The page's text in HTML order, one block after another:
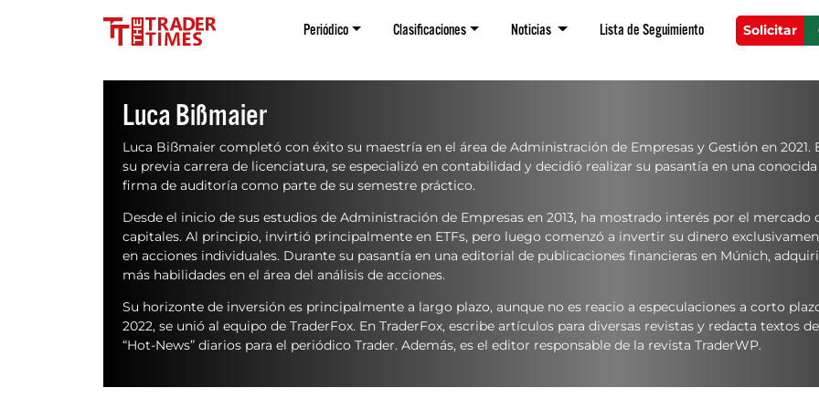
Periódico Clasificaciones Noticias Lista de Seguimiento Solicitar
Luca Bißmaier
Luca Bißmaier completó con éxito su maestría en el área de Administración de Empresas y Gestión en 2021.
su previa carrera de licenciatura, se especializó en contabilidad y decidió realizar su pasantía en una conocida
firma de auditoría como parte de su semestre práctico.
Desde el inicio de sus estudios de Administración de Empresas en 2013, ha mostrado interés por el mercado
capitales. Al principio, invirtió principalmente en ETFs, pero luego comenzó a invertir su dinero
en acciones individuales. Durante su pasantía en una editorial de publicaciones financieras en Múnich,
más habilidades en el área del análisis de acciones.
Su horizonte de inversión es principalmente a largo plazo, aunque no es reacio a especulaciones a corto
2022, se unió al equipo de TraderFox. En TraderFox, escribe artículos para diversas revistas y redacta textos de
“Hot-News” diarios para el periódico Trader. Además, es el editor responsable de la revista TraderWP.